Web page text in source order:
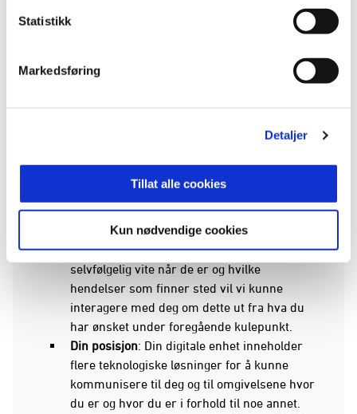
Statistikk
Markedsføring
Detaljer
Tillat alle cookies
Kun nødvendige cookies
bruker hos oss vil vi har muligheten til å
tilpasse interaksjonen med deg ut fra hva du
opplyser, for eksempel ut fra klubb, alder,
kjønn etc. Du vil i din profilinnlogging ha
deg med et aktivt samtykke du vil være en
: Vi forutsetter at interaksjonen med deg
som interessent vil variere ut fra tid på året,
døgnet, før, under og etter event/kamp etc.
Fordi vi eier arrangementene vil vi
selvfølgelig vite når de er og hvilke
hendelser som finner sted vil vi kunne
interagere med deg om dette ut fra hva du
har ønsket under foregående kulepunkt.
Din posisjon: Din digitale enhet inneholder
flere teknologiske løsninger for å kunne
kommunisere til deg og til omgivelsene hvor
du er og hvor du er i forhold til noe annet.